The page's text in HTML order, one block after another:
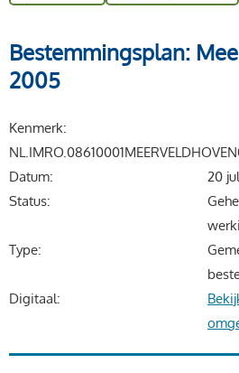
Bestemmingsplan:
2005
Kenmerk
Datum
20
Status
Type
Digitaal